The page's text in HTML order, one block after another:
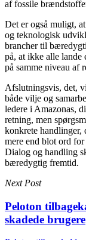
af fossile
Det er også muligt,
og teknologisk
brancher til
på, at ikke alle
på samme niveau af
Afslutningsvis, det,
både vilje og
ledere i Amazonas,
retning, men
konkrete
mere end blot ord
Dialog og handling
bæredygtig fremtid.
Next Post
Peloton
skadede brugere